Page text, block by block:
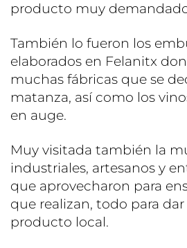
producto muy
También lo fueron los
elaborados en Felanitx
muchas fábricas que se
matanza, así como los
en auge.
Muy visitada también la
industriales, artesanos y
que aprovecharon para
que realizan, todo para
producto local.